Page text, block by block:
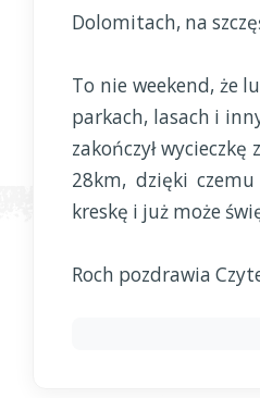
Dolomitach, na
To nie weekend, że
parkach, lasach i
zakończył
28km, dzięki czemu
kreskę i już może
Roch pozdrawia